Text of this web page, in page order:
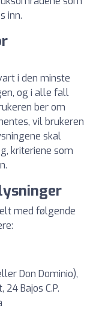
inn.
i den minste
og i alle fall
ber om
vil brukeren
skal
kriteriene som
med følgende
Don Dominio),
Bajos C.P.